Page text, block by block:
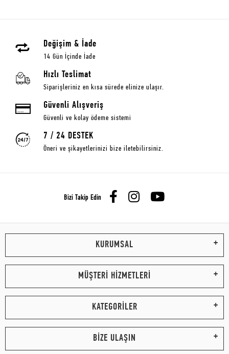
Değişim & İade
14 Gün İçinde İade
Hızlı Teslimat
Siparişleriniz en kısa sürede elinize ulaşır.
Güvenli Alışveriş
Güvenli ve kolay ödeme sistemi
7 / 24 DESTEK
Öneri ve şikayetlerinizi bize iletebilirsiniz.
Bizi Takip Edin
KURUMSAL
MÜŞTERİ HİZMETLERİ
KATEGORİLER
BİZE ULAŞIN